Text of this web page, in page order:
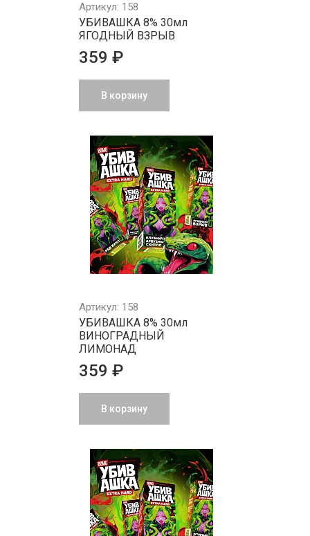
Артикул: 158
УБИВАШКА 8% 30мл
ЯГОДНЫЙ ВЗРЫВ
359 ₽
В корзину
Артикул: 158
УБИВАШКА 8% 30мл
ВИНОГРАДНЫЙ
ЛИМОНАД
359 ₽
В корзину